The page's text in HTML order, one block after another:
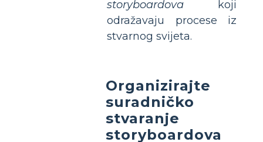
storyboardova koji
odražavaju procese iz
stvarnog svijeta.
Organizirajte
suradničko
stvaranje
storyboardova